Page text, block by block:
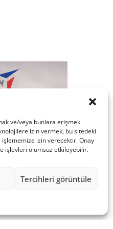
ve/veya bunlara erişmek
izin vermek, bu sitedeki
izin verecektir. Onay
işlevleri olumsuz etkileyebilir.
Tercihleri görüntüle